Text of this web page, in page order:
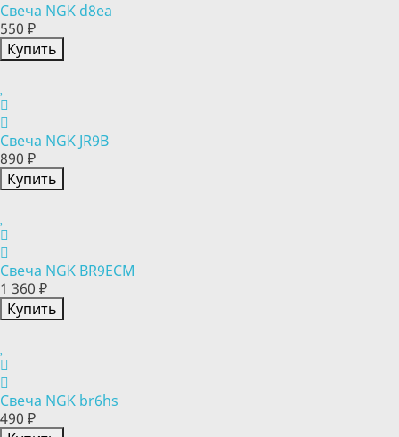
Свеча NGK d8ea
550 ₽
Купить
Свеча NGK JR9B
890 ₽
Купить
Свеча NGK BR9ECM
1 360 ₽
Купить
Свеча NGK br6hs
490 ₽